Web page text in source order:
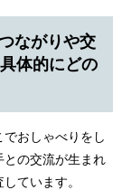
ながりや交
体的にどの
おしゃべりをし
との交流が生まれ
ています。